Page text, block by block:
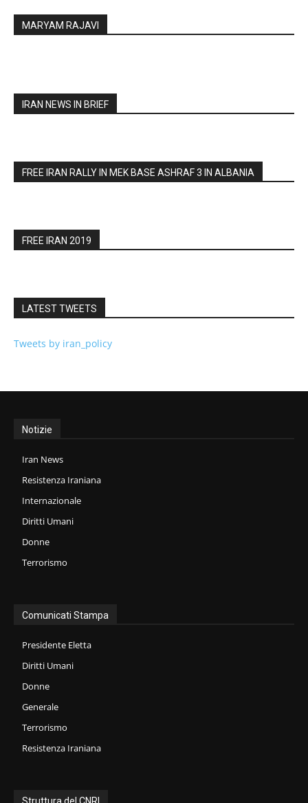
MARYAM RAJAVI
IRAN NEWS IN BRIEF
FREE IRAN RALLY IN MEK BASE ASHRAF 3 IN ALBANIA
FREE IRAN 2019
LATEST TWEETS
Tweets by iran_policy
Notizie
Iran News
Resistenza Iraniana
Internazionale
Diritti Umani
Donne
Terrorismo
Comunicati Stampa
Presidente Eletta
Diritti Umani
Donne
Generale
Terrorismo
Resistenza Iraniana